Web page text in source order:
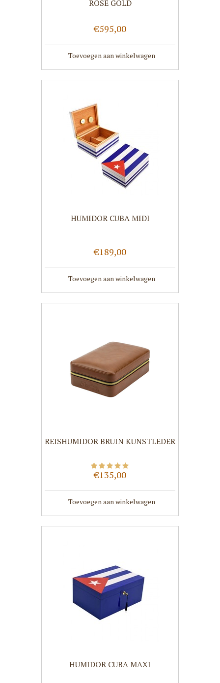
ROSE GOLD
€595,00
Toevoegen aan winkelwagen
HUMIDOR CUBA MIDI
€189,00
Toevoegen aan winkelwagen
REISHUMIDOR BRUIN KUNSTLEDER
€135,00
Toevoegen aan winkelwagen
HUMIDOR CUBA MAXI